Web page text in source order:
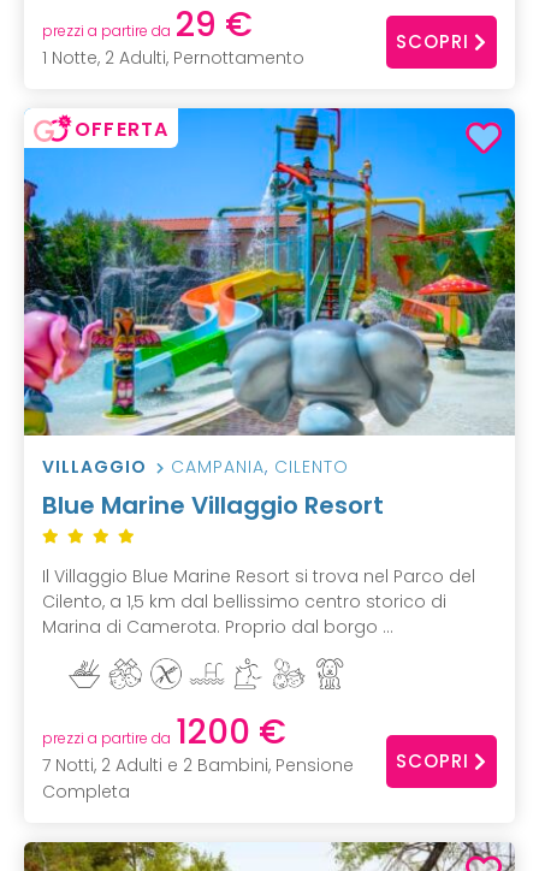
prezzi a partire da 29 €
1 Notte, 2 Adulti, Pernottamento
SCOPRI
OFFERTA
VILLAGGIO CAMPANIA, CILENTO
Blue Marine Villaggio Resort
Il Villaggio Blue Marine Resort si trova nel Parco del
Cilento, a 1,5 km dal bellissimo centro storico di
Marina di Camerota. Proprio dal borgo ...
prezzi a partire da 1200 €
7 Notti, 2 Adulti e 2 Bambini, Pensione
Completa
SCOPRI